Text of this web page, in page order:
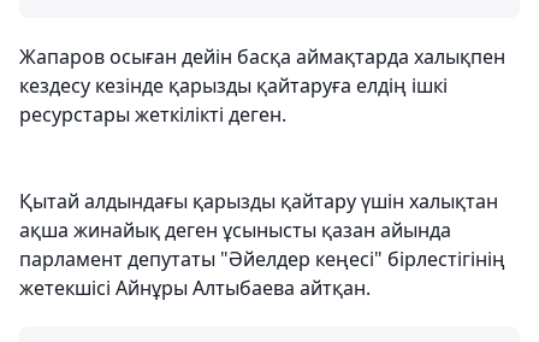
Жапаров осыған дейін басқа аймақтарда халықпен
кездесу кезінде қарызды қайтаруға елдің ішкі
ресурстары жеткілікті деген.
Қытай алдындағы қарызды қайтару үшін халықтан
ақша жинайық деген ұсынысты қазан айында
парламент депутаты "Әйелдер кеңесі" бірлестігінің
жетекшісі Айнұры Алтыбаева айтқан.